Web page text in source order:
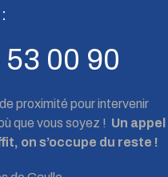
53 00 90
proximité pour intervenir
que vous soyez ! Un appel
on s’occupe du reste !